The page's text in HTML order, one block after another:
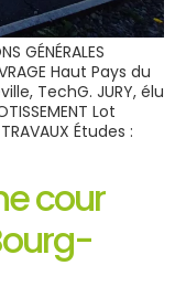
GÉNÉRALES
Haut Pays du
TechG. JURY, élu
Lot
Études :
cour